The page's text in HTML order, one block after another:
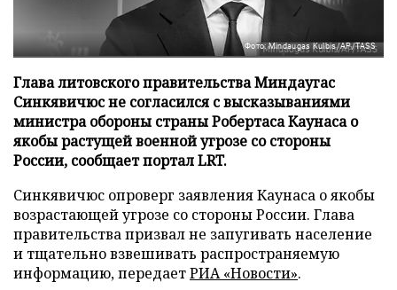
Фото: Mindaugas Kulbis/AP/TASS
Глава литовского правительства Миндаугас
Синкявичюс не согласился с высказываниями
министра обороны страны Робертаса Каунаса о
якобы растущей военной угрозе со стороны
России, сообщает портал LRT.
Синкявичюс опроверг заявления Каунаса о якобы
возрастающей угрозе со стороны России. Глава
правительства призвал не запугивать население
и тщательно взвешивать распространяемую
информацию, передаетРИА «Новости».